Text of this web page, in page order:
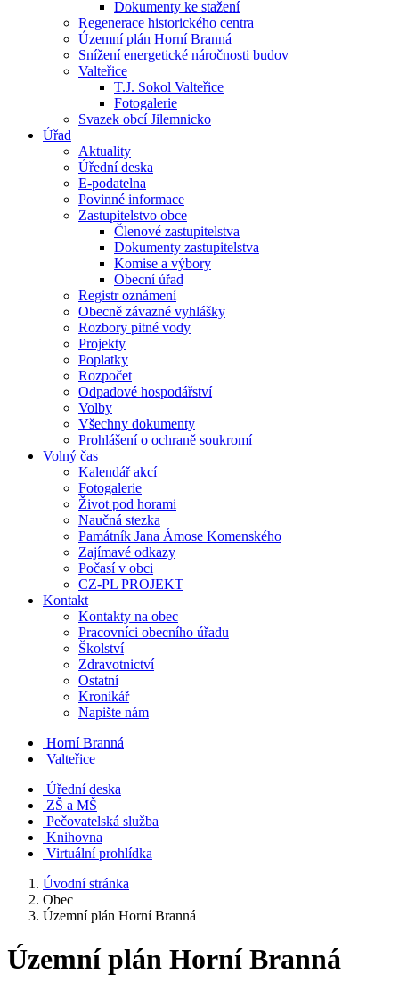
Dokumenty ke stažení
Regenerace historického centra
Územní plán Horní Branná
Snížení energetické náročnosti budov
Valteřice
T.J. Sokol Valteřice
Fotogalerie
Svazek obcí Jilemnicko
Úřad
Aktuality
Úřední deska
E-podatelna
Povinné informace
Zastupitelstvo obce
Členové zastupitelstva
Dokumenty zastupitelstva
Komise a výbory
Obecní úřad
Registr oznámení
Obecně závazné vyhlášky
Rozbory pitné vody
Projekty
Poplatky
Rozpočet
Odpadové hospodářství
Volby
Všechny dokumenty
Prohlášení o ochraně soukromí
Volný čas
Kalendář akcí
Fotogalerie
Život pod horami
Naučná stezka
Památník Jana Ámose Komenského
Zajímavé odkazy
Počasí v obci
CZ-PL PROJEKT
Kontakt
Kontakty na obec
Pracovníci obecního úřadu
Školství
Zdravotnictví
Ostatní
Kronikář
Napište nám
Horní Branná
Valteřice
Úřední deska
ZŠ a MŠ
Pečovatelská služba
Knihovna
Virtuální prohlídka
Úvodní stránka
Obec
Územní plán Horní Branná
Územní plán Horní Branná